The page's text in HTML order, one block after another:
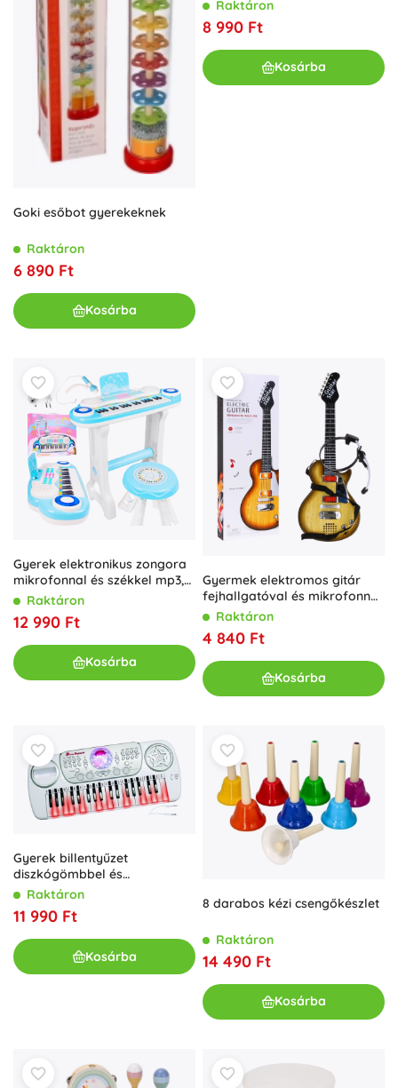
Goki esőbot gyerekeknek
Raktáron
6 890 Ft
Kosárba
Raktáron
8 990 Ft
Kosárba
Gyerek elektronikus zongora
mikrofonnal és székkel mp3,
kékRaktáron
12 990 Ft
Kosárba
Gyermek elektromos gitár
fejhallgatóval és mikrofonnal
– FaRaktáron
4 840 Ft
Kosárba
Gyerek billentyűzet
diszkógömbbel és
mikrofonnal 50 × 21 cm
Raktáron
11 990 Ft
Kosárba
8 darabos kézi csengőkészlet
Raktáron
14 490 Ft
Kosárba